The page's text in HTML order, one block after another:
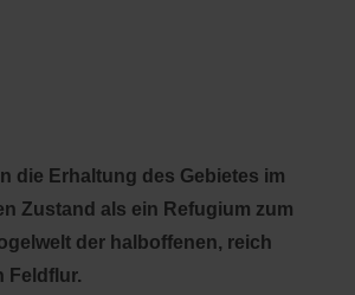
die Erhaltung des Gebietes im
Zustand als ein Refugium zum
der halboffenen, reich
Feldflur.